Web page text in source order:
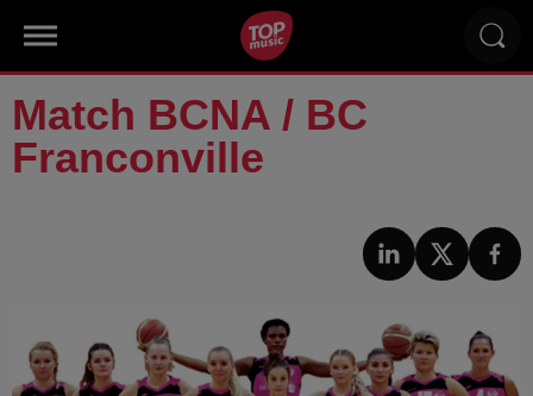
Match BCNA / BC
Franconville